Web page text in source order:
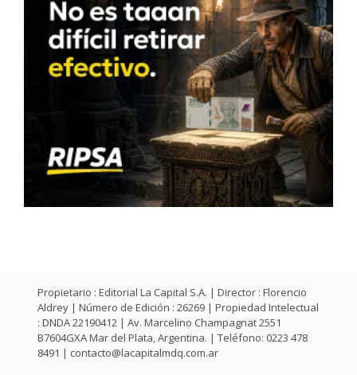
Propietario : Editorial La Capital S.A. | Director : Florencio
Aldrey | Número de Edición : 26269 | Propiedad Intelectual
: DNDA 22190412 | Av. Marcelino Champagnat 2551
B7604GXA Mar del Plata, Argentina. | Teléfono: 0223 478
8491 | contacto@lacapitalmdq.com.ar